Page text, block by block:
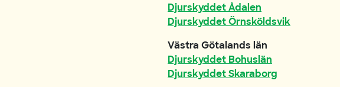
Djurskyddet Ådalen
Djurskyddet Örnsköldsvik
Västra Götalands län
Djurskyddet Bohuslän
Djurskyddet Skaraborg